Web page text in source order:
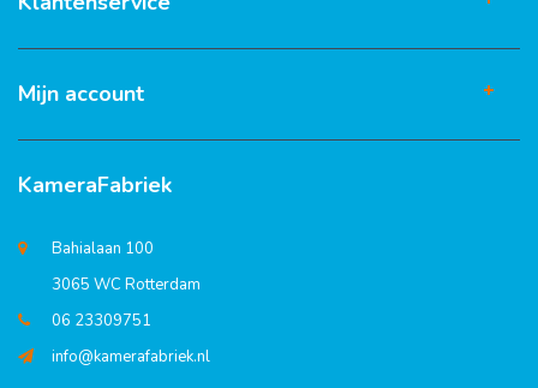
Mijn account
KameraFabriek
Bahialaan 100
3065 WC Rotterdam
06 23309751
info@kamerafabriek.nl